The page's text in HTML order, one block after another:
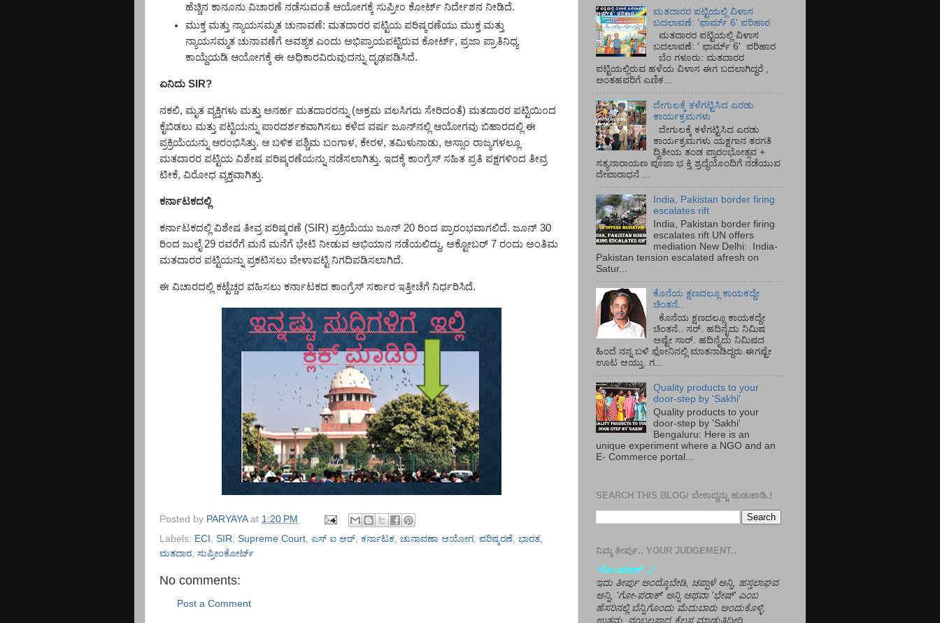
ಹೆಚ್ಚಿನ ಕಾನೂನು ವಿಚಾರಣೆ ನಡೆಸುವಂತೆ ಆಯೋಗಕ್ಕೆ ಸುಪ್ರೀಂ ಕೋರ್ಟ್ ನಿರ್ದೇಶನ ನೀಡಿದೆ.
ಮುಕ್ತ ಮತ್ತು ನ್ಯಾಯಸಮ್ಮತ ಚುನಾವಣೆ: ಮತದಾರರ ಪಟ್ಟಿಯ ಪರಿಷ್ಕರಣೆಯು ಮುಕ್ತ ಮತ್ತು
ನ್ಯಾಯಸಮ್ಮತ ಚುನಾವಣೆಗೆ ಅವಶ್ಯಕ ಎಂದು ಅಭಿಪ್ರಾಯಪಟ್ಟಿರುವ ಕೋರ್ಟ್,ಪ್ರಜಾಪ್ರಾತಿನಿಧ್ಯ
ಕಾಯ್ದೆಯಡಿ ಆಯೋಗಕ್ಕೆ ಈ ಅಧಿಕಾರವಿರುವುದನ್ನು ದೃಢಪಡಿಸಿದೆ.
ಏನಿದು SIR?
ನಕಲಿ, ಮೃತ ವ್ಯಕ್ತಿಗಳು ಮತ್ತು ಅನರ್ಹ ಮತದಾರರನ್ನು (ಅಕ್ರಮ ವಲಸಿಗರು ಸೇರಿದಂತೆ) ಮತದಾರರ ಪಟ್ಟಿಯಿಂದ
ಕೈಬಿಡಲು ಮತ್ತು ಪಟ್ಟಿಯನ್ನು ಪಾರದರ್ಶಕವಾಗಿಸಲು ಕಳೆದ ವರ್ಷ ಜೂನ್‌ನಲ್ಲಿ ಆಯೋಗವು ಬಿಹಾರದಲ್ಲಿ ಈ
ಪ್ರಕ್ರಿಯೆಯನ್ನು ಆರಂಭಿಸಿತ್ತು. ಆ ಬಳಿಕ ಪಶ್ಚಿಮ ಬಂಗಾಳ, ಕೇರಳ, ತಮಿಳುನಾಡು, ಅಸ್ಸಾಂ ರಾಜ್ಯಗಳಲ್ಲೂ
ಮತದಾರರ ಪಟ್ಟಿಯ ವಿಶೇಷ ಪರಿಷ್ಕರಣೆಯನ್ನು ನಡೆಸಲಾಗಿತ್ತು. ಇದಕ್ಕೆ ಕಾಂಗ್ರೆಸ್‌ ಸಹಿತ ಪ್ರತಿ ಪಕ್ಷಗಳಿಂದ ತೀವ್ರ
ಟೀಕೆ, ವಿರೋಧ ವ್ಯಕ್ತವಾಗಿತ್ತು.
ಕರ್ನಾಟಕದಲ್ಲಿ
ಕರ್ನಾಟಕದಲ್ಲಿ ವಿಶೇಷ ತೀವ್ರ ಪರಿಷ್ಕರಣೆ (SIR) ಪ್ರಕ್ರಿಯೆಯು ಜೂನ್ 20 ರಿಂದ ಪ್ರಾರಂಭವಾಗಲಿದೆ. ಜೂನ್ 30
ರಿಂದ ಜುಲೈ 29 ರವರೆಗೆ ಮನೆ ಮನೆಗೆ ಭೇಟಿ ನೀಡುವ ಅಭಿಯಾನ ನಡೆಯಲಿದ್ದು, ಅಕ್ಟೋಬರ್ 7 ರಂದು ಅಂತಿಮ
ಮತದಾರರ ಪಟ್ಟಿಯನ್ನು ಪ್ರಕಟಿಸಲು ವೇಳಾಪಟ್ಟಿ ನಿಗದಿಪಡಿಸಲಾಗಿದೆ.
ಈ ವಿಚಾರದಲ್ಲಿ ಕಟ್ಟೆಚ್ಚರ ವಹಿಸಲು ಕರ್ನಾಟಕದ ಕಾಂಗ್ರೆಸ್‌ ಸರ್ಕಾರ ಇತ್ತೀಚೆಗೆ ನಿರ್ಧರಿಸಿದೆ.
Posted by PARYAYA at 1:20 PM
Labels: ECI , SIR, Supreme Court, ಎಸ್‌ ಐ ಆರ್‌, ಕರ್ನಾಟಕ, ಚುನಾವಣಾ ಆಯೋಗ, ಪರಿಷ್ಕರಣೆ, ಭಾರತ,
ಮತದಾರ, ಸುಪ್ರೀಂಕೋರ್ಟ್‌
No comments:
Post a Comment
ಮತದಾರರ ಪಟ್ಟಿಯಲ್ಲಿ ವಿಳಾಸ
ಬದಲಾವಣೆ: 'ಫಾರ್ಮ್ 6' ಪರಿಹಾರ
ಮತದಾರರ ಪಟ್ಟಿಯಲ್ಲಿ ವಿಳಾಸ
ಬದಲಾವಣೆ: ' ಫಾರ್ಮ್ 6' ಪರಿಹಾರ
ಬೆಂ ಗಳೂರು: ಮತದಾರರ
ಪಟ್ಟಿಯಲ್ಲಿರುವ ಹಳೆಯ ವಿಳಾಸ ಈಗ ಬದಲಾಗಿದ್ದರೆ ,
ಅಂತಹವರಿಗೆ ಎಣಿಕ...
ದೇಗುಲಕ್ಕೆ ಕಳೆಗಟ್ಟಿಸಿದ ಎರಡು
ಕಾರ್ಯಕ್ರಮಗಳು
ದೇಗುಲಕ್ಕೆ ಕಳೆಗಟ್ಟಿಸಿದ ಎರಡು
ಕಾರ್ಯಕ್ರಮಗಳು ಯಕ್ಷಗಾನ ತರಗತಿ
ದ್ವಿತೀಯ ತಂಡ ಪ್ರಾರಂಭೋತ್ಸವ +
ಸತ್ಯನಾರಾಯಣ ಪೂಜಾ ಭ ಕ್ತಿ ಶ್ರದ್ಧೆಯೊಂದಿಗೆ ನಡೆಯುವ
ದೇವಾರಾಧನೆ ...
India, Pakistan border firing
escalates rift
India, Pakistan border firing
escalates rift UN offers
mediation New Delhi: India-
Pakistan tension escalated afresh on
Satur...
ಕೊನೆಯ ಕ್ಷಣದಲ್ಲೂ ಕಾಯಕದ್ದೇ
ಚಿಂತನೆ..
ಕೊನೆಯ ಕ್ಷಣದಲ್ಲೂ ಕಾಯಕದ್ದೇ
ಚಿಂತನೆ.. ಸರ್.‌ ಹದಿನೈದು ನಿಮಿಷ
ಅಷ್ಟೇ ಸಾರ್.‌ ಹದಿನೈದು ನಿಮಿಷದ
ಹಿಂದೆ ನನ್ನ ಬಳಿ ಫೋನಿನಲ್ಲಿ ಮಾತನಾಡಿದ್ದರು.ಈಗಷ್ಟೇ
ಊಟ ಆಯ್ತು. ಗ...
Quality products to your
door-step by 'Sakhi'
Quality products to your
door-step by 'Sakhi'
Bengaluru: Here is an
unique experiment where a NGO and an
E- Commerce portal...
SEARCH THIS BLOG/ ಬೇಕಾದ್ದನ್ನು ಹುಡುಕಾಡಿ.!
ನಿಮ್ಮ ತೀರ್ಪು.. YOUR JUDGEMENT..
'ಗೋ-ಪರಾಕ್' ..!
ಇದು ತೀರ್ಪು ಅಂದ್ಕೊಬೇಡಿ, ಚಪ್ಪಾಳೆ ಅನ್ನಿ, ಹಸ್ತಲಾಘವ
ಅನ್ನಿ, 'ಗೋ-ಪರಾಕ್' ಅನ್ನಿ ಅಥವಾ 'ಭೇಷ್' ಎಂಬ
ಹೆಸರಿನಲ್ಲಿ ಬೆನ್ನಿಗೊಂದು ಮೆದುಬಾರು ಅಂದುಕೊಳ್ಳಿ.
ಉತ್ತಮ, ನಂಬಲಸಾಧ್ಯ ಕೆಲಸ ಮಾಡುತ್ತಿದ್ದೀರಿ.